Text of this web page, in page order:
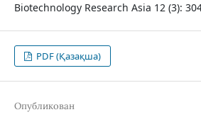
Biotechnology Research Asia 12 (3):
PDF (Қазақша)
Опубликован